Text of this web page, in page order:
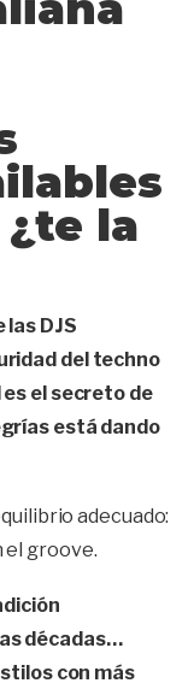
la
DJS
del techno
el secreto de
está dando
adecuado:
el groove.
décadas…
con más